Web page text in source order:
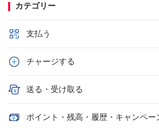
カテゴリー
支払う
チャージする
送る・受け取る
ポイント・残高・履歴・キャンペー